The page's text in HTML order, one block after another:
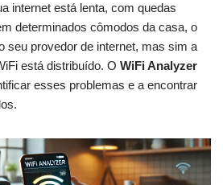
internet está lenta, com quedas
determinados cômodos da casa, o
seu provedor de internet, mas sim a
está distribuído. O WiFi Analyzer
esses problemas e a encontrar